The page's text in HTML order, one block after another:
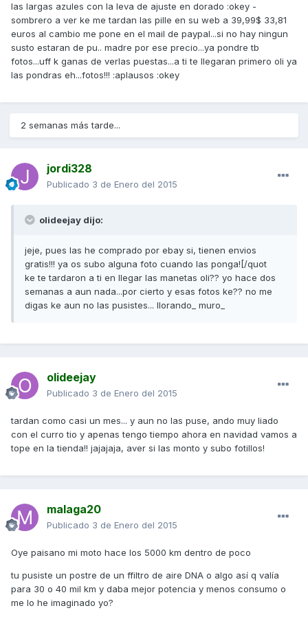
las largas azules con la leva de ajuste en dorado :okey -
sombrero a ver ke me tardan las pille en su web a 39,99$ 33,81
euros al cambio me pone en el mail de paypal...si no hay ningun
susto estaran de pu.. madre por ese precio...ya pondre tb
fotos...uff k ganas de verlas puestas...a ti te llegaran primero oli ya
las pondras eh...fotos!!! :aplausos :okey
2 semanas más tarde...
jordi328
Publicado 3 de Enero del 2015
olideejay dijo:
jeje, pues las he comprado por ebay si, tienen envios
gratis!!! ya os subo alguna foto cuando las ponga![/quot
ke te tardaron a ti en llegar las manetas oli?? yo hace dos
semanas a aun nada...por cierto y esas fotos ke?? no me
digas ke aun no las pusistes... llorando_ muro_
olideejay
Publicado 3 de Enero del 2015
tardan como casi un mes... y aun no las puse, ando muy liado
con el curro tio y apenas tengo tiempo ahora en navidad vamos a
tope en la tienda!! jajajaja, aver si las monto y subo fotillos!
malaga20
Publicado 3 de Enero del 2015
Oye paisano mi moto hace los 5000 km dentro de poco
tu pusiste un postre de un ffiltro de aire DNA o algo así q valía
para 30 o 40 mil km y daba mejor potencia y menos consumo o
me lo he imaginado yo?